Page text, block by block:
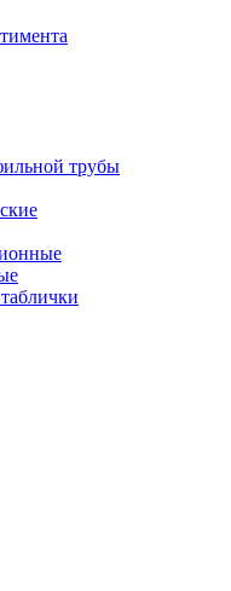
трубы